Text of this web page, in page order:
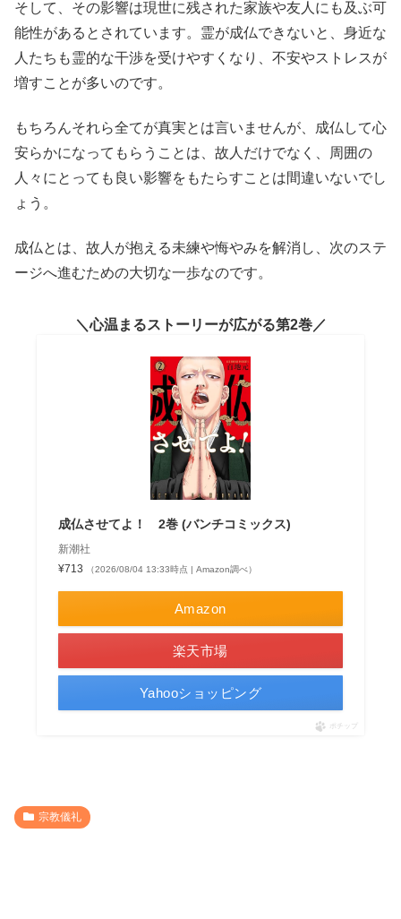
そして、その影響は現世に残された家族や友人にも及ぶ可
能性があるとされています。霊が成仏できないと、身近な
人たちも霊的な干渉を受けやすくなり、不安やストレスが
増すことが多いのです。
もちろんそれら全てが真実とは言いませんが、成仏して心
安らかになってもらうことは、故人だけでなく、周囲の
人々にとっても良い影響をもたらすことは間違いないでし
ょう。
成仏とは、故人が抱える未練や悔やみを解消し、次のステ
ージへ進むための大切な一歩なのです。
心温まるストーリーが広がる第2巻
成仏させてよ！ 2巻 (バンチコミックス)
新潮社
¥713
（2026/08/04 13:33時点 | Amazon調べ）
Amazon
楽天市場
Yahooショッピング
ポチップ
宗教儀礼